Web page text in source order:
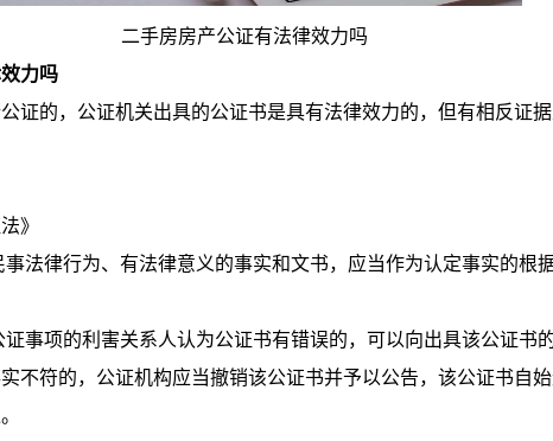
二手房房产公证有法律效力吗
力吗
的，公证机关出具的公证书是具有法律效力的，但有相反证据
》
律行为、有法律意义的事实和文书，应当作为认定事实的根
项的利害关系人认为公证书有错误的，可以向出具该公证书
不符的，公证机构应当撤销该公证书并予以公告，该公证书自